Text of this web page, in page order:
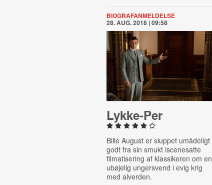
BIOGRAFANMELDELSE
28. AUG. 2018 | 09:58
Lykke-Per
Bille August er sluppet umådeligt
godt fra sin smukt iscenesatte
filmatisering af klassikeren om en
ubøjelig ungersvend i evig krig
med alverden.